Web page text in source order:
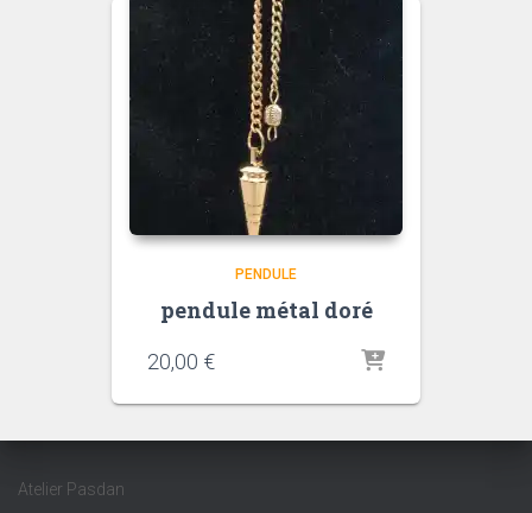
PENDULE
pendule métal doré
20,00 €
Atelier Pasdan